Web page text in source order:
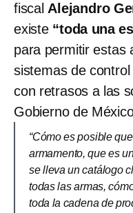
fiscal Alejandro
existe “toda una
para permitir estas
sistemas de
con retrasos a las
Gobierno de
“Cómo es posible
armamento, que es
se lleva un catálogo
todas las armas,
toda la cadena de